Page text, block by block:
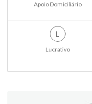
Apoio Domiciliário
L
Lucrativo